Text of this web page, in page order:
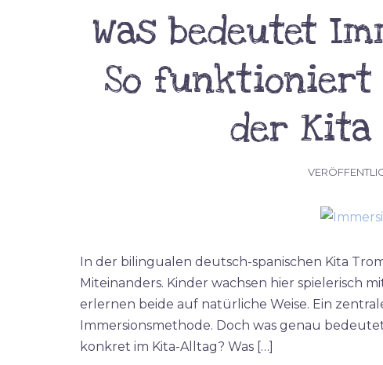
Was bedeutet
So funktioniert
der Kita
In der bilingualen deutsch-spanischen Kita
Miteinanders. Kinder wachsen hier spielerisch
erlernen beide auf natürliche Weise. Ein
Immersionsmethode. Doch was genau
konkret im Kita-Alltag? Was […]